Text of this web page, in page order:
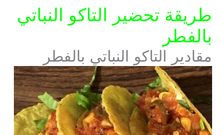
طريقة تحضير التاكو النباتي
بالفطر
مقادير التاكو النباتي بالفطر